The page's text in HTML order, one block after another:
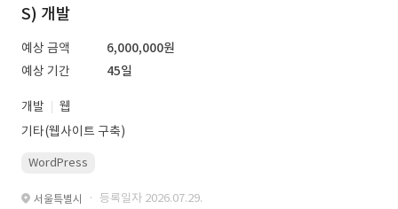
S) 개발
예상 금액
6,000,000원
예상 기간
45일
개발
웹
기타(웹사이트 구축)
WordPress
서울특별시 · 등록일자 2026.07.29.